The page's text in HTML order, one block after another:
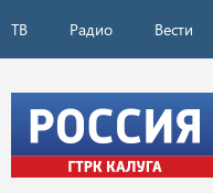
ТВ Радио Вести